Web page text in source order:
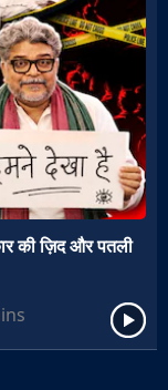
की ज़िद और पतली